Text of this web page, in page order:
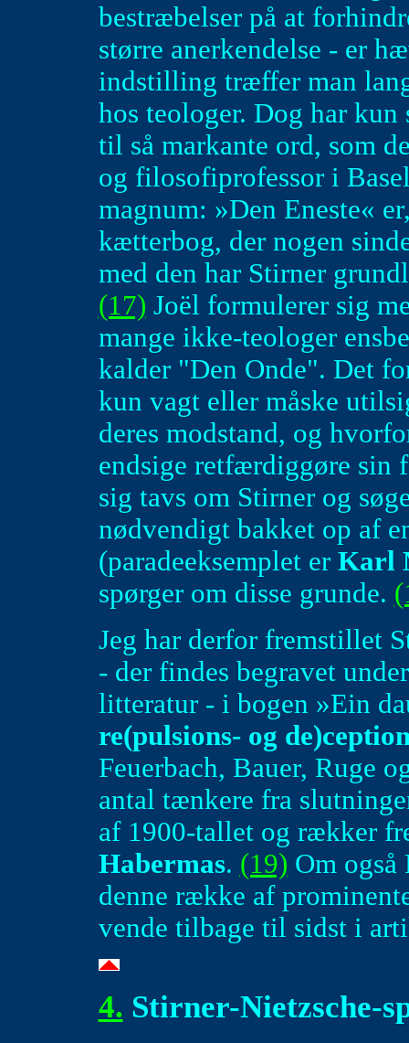
bestræbelser på at
større anerkendelse - er
indstilling træffer man
hos teologer. Dog har
til så markante ord, som
og filosofiprofessor i
magnum: »Den Eneste«
kætterbog, der nogen
med den har Stirner
(17) Joël formulerer sig
mange ikke-teologer
kalder "Den Onde". Det
kun vagt eller måske
deres modstand, og
endsige retfærdiggøre sin
sig tavs om Stirner og
nødvendigt bakket op af
(paradeeksemplet er Karl
spørger om disse grunde.
Jeg har derfor fremstillet
- der findes begravet
litteratur - i bogen »Ein
re(pulsions- og
Feuerbach, Bauer, Ruge
antal tænkere fra
af 1900-tallet og rækker
Habermas. (19) Om
denne række af
vende tilbage til sidst i
4. Stirner-Nietzsche-